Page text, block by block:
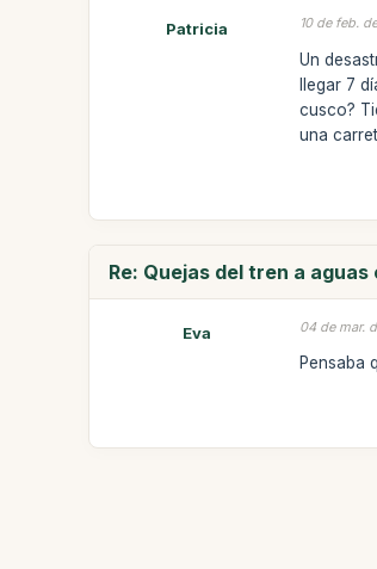
Patricia 10 de feb.
Un
llegar 7
cusco?
una
Re: Quejas del tren a
Eva 04 de mar.
Pensaba